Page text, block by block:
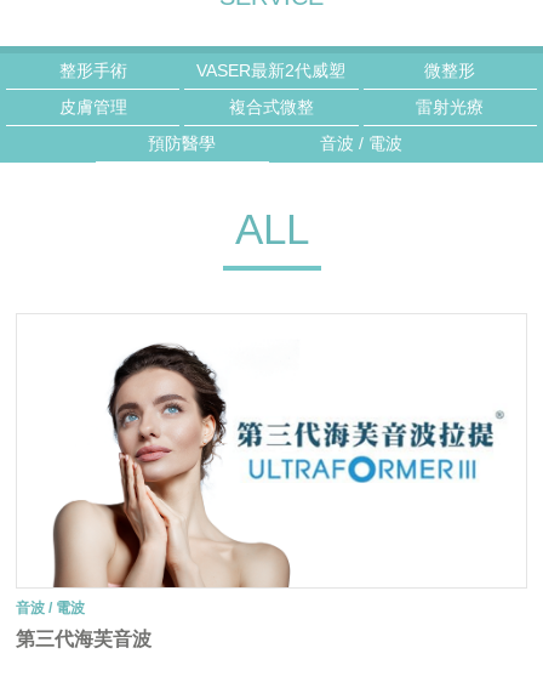
整形手術 VASER最新2代威塑
微整形
皮膚管理
複合式微整
雷射光療
預防醫學
音波 / 電波
ALL
音波 / 電波
第三代海芙音波